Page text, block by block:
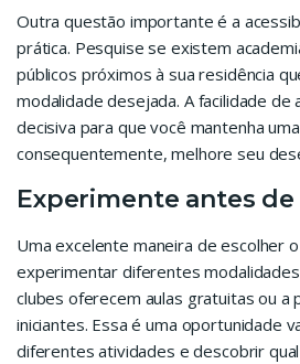
Outra questão importante é a
prática. Pesquise se existem
públicos próximos à sua residência
modalidade desejada. A facilidade de
decisiva para que você mantenha
consequentemente, melhore seu
Experimente antes
Uma excelente maneira de escolher
experimentar diferentes
clubes oferecem aulas gratuitas ou a
iniciantes. Essa é uma oportunidade
diferentes atividades e descobrir